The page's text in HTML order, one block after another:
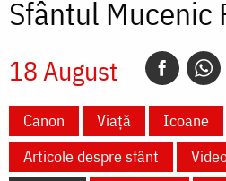
Sfântul Mucenic
18 August
Canon Viață Icoane
Articole despre sfânt